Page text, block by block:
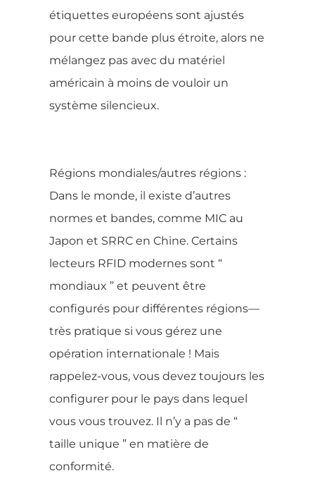
étiquettes européens sont ajustés
pour cette bande plus étroite, alors ne
mélangez pas avec du matériel
américain à moins de vouloir un
système silencieux.
Régions mondiales/autres régions :
Dans le monde, il existe d’autres
normes et bandes, comme MIC au
Japon et SRRC en Chine. Certains
lecteurs RFID modernes sont “
mondiaux ” et peuvent être
configurés pour différentes régions—
très pratique si vous gérez une
opération internationale ! Mais
rappelez-vous, vous devez toujours les
configurer pour le pays dans lequel
vous vous trouvez. Il n’y a pas de “
taille unique ” en matière de
conformité.